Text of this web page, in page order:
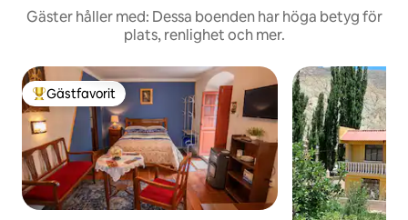
Gäster håller med: Dessa boenden har höga betyg för
plats, renlighet och mer.
Populär gästfavorit
Gästfavorit